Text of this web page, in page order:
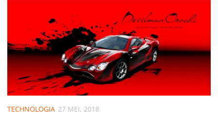
TECHNOLOGIA 27 MEI, 2018